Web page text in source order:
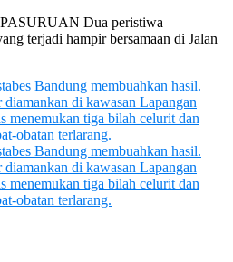
Dua peristiwa
terjadi hampir bersamaan di Jalan